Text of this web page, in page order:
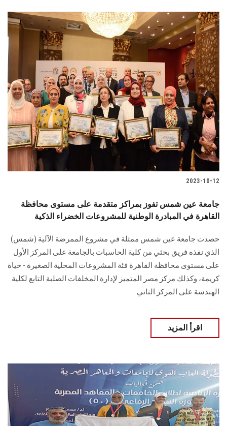
2023-10-12
جامعة عين شمس تفوز بمراكز متقدمة على مستوى محافظة
القاهرة في المبادرة الوطنية للمشروعات الخضراء الذكية
حصدت جامعة عين شمس ممثلة في مشروع الممرضة الآلية (شمس)
الذي نفذه فريق بحثي من كلية الحاسبات بالجامعة على المركز الأول
على مستوى محافظة القاهرة فئة المشروعات المحلية الصغيرة - حياة
كريمة، وكذلك مركز مصر المتميز لإدارة المخلفات الصلبة التابع لكلية
الهندسة على المركز الثاني.
اقرأ المزيد